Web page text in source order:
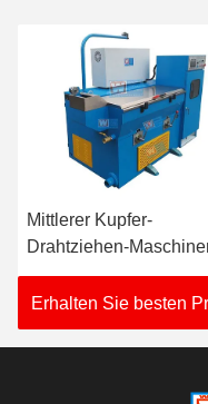
Mittlerer Kupfer-
Drahtziehen-
Ausgang 0.17-0.7MM
Wechselstrom-380V
Erhalten Sie besten